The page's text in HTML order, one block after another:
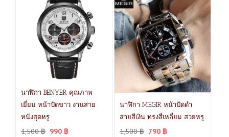
นาฬิกา BENYER คุณภาพ
เยี่ยม หน้าปัดขาว งานสาย
หนังสุดหรู
1,500฿ 990 ฿
นาฬิกา MEGIR หน้าปัดดำ
สายสีเงิน ทรงสี่เหลี่ยม สวยหรู
1,500฿ 790 ฿